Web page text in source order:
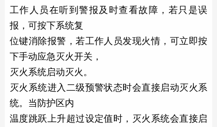
工作人员在听到警报及时查看故障，若只是误
报，可按下系统复
位键消除报警，若工作人员发现火情，可立即按
下手动应急灭火开关，
灭火系统启动灭火。
灭火系统进入二级预警状态时会直接启动灭火系
统。当防护区内
温度跳跃上升超过设定值时，灭火系统会直接启